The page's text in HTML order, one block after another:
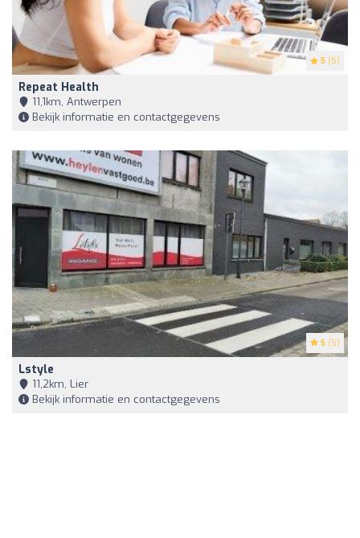
5 (5)
Repeat Health
11,1km, Antwerpen
Bekijk informatie en contactgegevens
5 (5)
Lstyle
11,2km, Lier
Bekijk informatie en contactgegevens